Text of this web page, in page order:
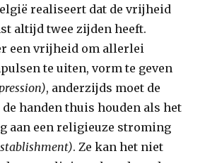
realiseert dat de vrijheid
altijd twee zijden heeft.
een vrijheid om allerlei
te uiten, vorm te geven
, anderzijds moet de
handen thuis houden als het
aan een religieuze stroming
. Ze kan het niet